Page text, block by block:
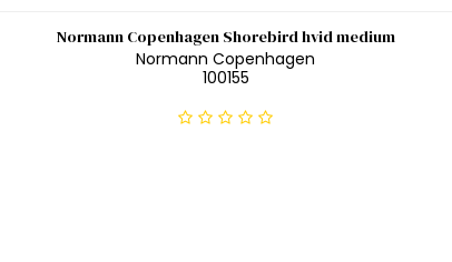
Normann Copenhagen Shorebird hvid medium
Normann Copenhagen
100155